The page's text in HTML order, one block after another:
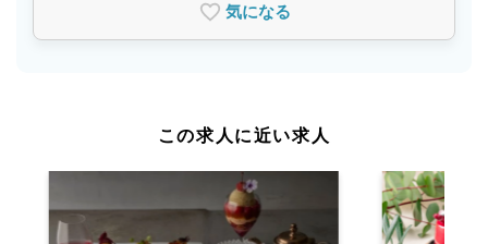
気になる
この求人に近い求人